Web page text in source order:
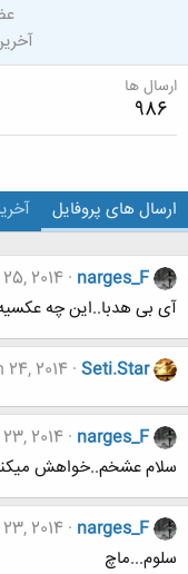
ارسال ها
986
ارسال های پروفایل
narges_F
2014
آی بی هدبا..این چه
Seti.Star
2014
narges_F
2014
سلام عشخم..خواهش
narges_F
2014
سلوم...ماچ